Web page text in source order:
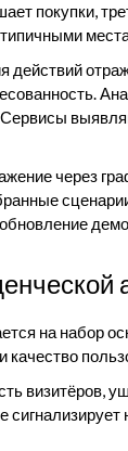
покупки,
действий
через
на набор
качество
визитёров,